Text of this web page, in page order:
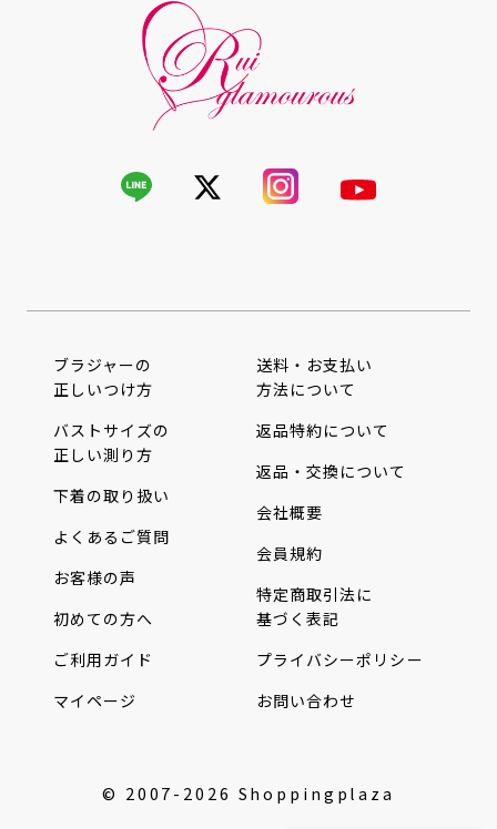
ブラジャーの
正しいつけ方
バストサイズの
正しい測り方
下着の取り扱い
よくあるご質問
お客様の声
初めての方へ
ご利用ガイド
マイページ
送料・お支払い
方法について
返品特約について
返品・交換について
会社概要
会員規約
特定商取引法に
基づく表記
プライバシーポリシー
お問い合わせ
© 2007-2026 Shoppingplaza